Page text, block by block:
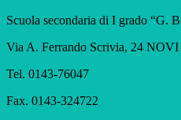
Scuola secondaria di I grado “G.
Via A. Ferrando Scrivia, 24
Tel. 0143-
Fax. 0143-324722